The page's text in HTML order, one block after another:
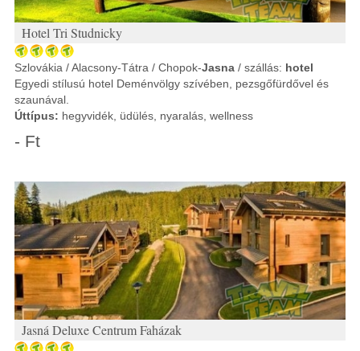
Hotel Tri Studnicky
Szlovákia / Alacsony-Tátra / Chopok-Jasna / szállás: hotel
Egyedi stílusú hotel Deménvölgy szívében, pezsgőfürdővel és
szaunával.
Úttípus: hegyvidék, üdülés, nyaralás, wellness
- Ft
Jasná Deluxe Centrum Faházak